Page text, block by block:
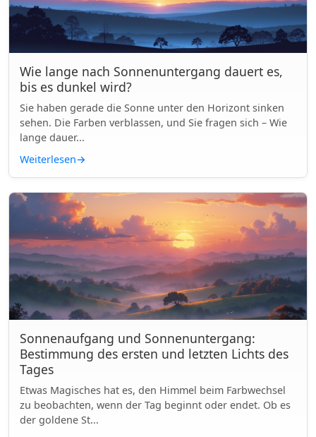
Wie lange nach Sonnenuntergang dauert es,
bis es dunkel wird?
Sie haben gerade die Sonne unter den Horizont sinken
sehen. Die Farben verblassen, und Sie fragen sich – Wie
lange dauer...
Weiterlesen→
Sonnenaufgang und Sonnenuntergang:
Bestimmung des ersten und letzten Lichts des
Tages
Etwas Magisches hat es, den Himmel beim Farbwechsel
zu beobachten, wenn der Tag beginnt oder endet. Ob es
der goldene St...